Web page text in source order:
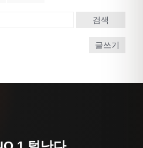
검색
글쓰기